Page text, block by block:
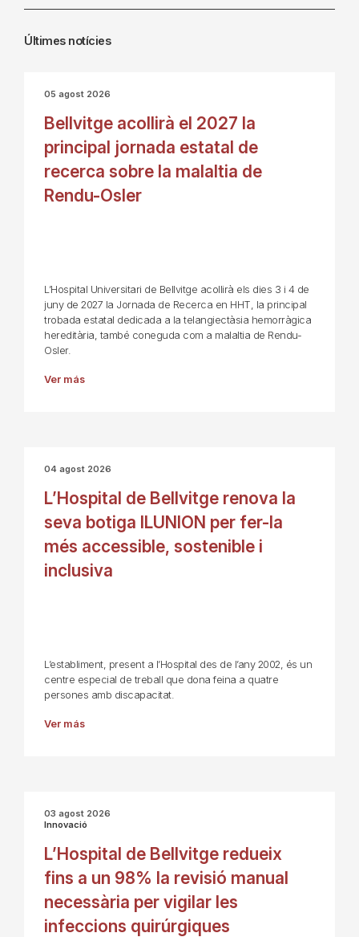
Últimes notícies
05 agost 2026
Bellvitge acollirà el 2027 la
principal jornada estatal de
recerca sobre la malaltia de
Rendu-Osler
L’Hospital Universitari de Bellvitge acollirà els dies 3 i 4 de
juny de 2027 la Jornada de Recerca en HHT, la principal
trobada estatal dedicada a la telangiectàsia hemorràgica
hereditària, també coneguda com a malaltia de Rendu-
Osler.
Ver más
04 agost 2026
L’Hospital de Bellvitge renova la
seva botiga ILUNION per fer-la
més accessible, sostenible i
inclusiva
L’establiment, present a l’Hospital des de l’any 2002, és un
centre especial de treball que dona feina a quatre
persones amb discapacitat.
Ver más
03 agost 2026
Innovació
L’Hospital de Bellvitge redueix
fins a un 98% la revisió manual
necessària per vigilar les
infeccions quirúrgiques